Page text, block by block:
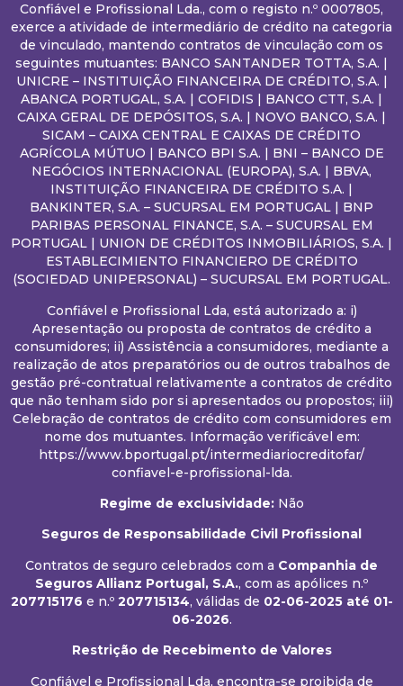
Confiável e Profissional Lda., com o registo n.º 0007805,
exerce a atividade de intermediário de crédito na categoria
de vinculado, mantendo contratos de vinculação com os
seguintes mutuantes: BANCO SANTANDER TOTTA, S.A. |
UNICRE – INSTITUIÇÃO FINANCEIRA DE CRÉDITO, S.A. |
ABANCA PORTUGAL, S.A. | COFIDIS | BANCO CTT, S.A. |
CAIXA GERAL DE DEPÓSITOS, S.A. | NOVO BANCO, S.A. |
SICAM – CAIXA CENTRAL E CAIXAS DE CRÉDITO
AGRÍCOLA MÚTUO | BANCO BPI S.A. | BNI – BANCO DE
NEGÓCIOS INTERNACIONAL (EUROPA), S.A. | BBVA,
INSTITUIÇÃO FINANCEIRA DE CRÉDITO S.A. |
BANKINTER, S.A. – SUCURSAL EM PORTUGAL | BNP
PARIBAS PERSONAL FINANCE, S.A. – SUCURSAL EM
PORTUGAL | UNION DE CRÉDITOS INMOBILIÁRIOS, S.A. |
ESTABLECIMIENTO FINANCIERO DE CRÉDITO
(SOCIEDAD UNIPERSONAL) – SUCURSAL EM PORTUGAL.
Confiável e Profissional Lda, está autorizado a: i)
Apresentação ou proposta de contratos de crédito a
consumidores; ii) Assistência a consumidores, mediante a
realização de atos preparatórios ou de outros trabalhos de
gestão pré-contratual relativamente a contratos de crédito
que não tenham sido por si apresentados ou propostos; iii)
Celebração de contratos de crédito com consumidores em
nome dos mutuantes. Informação verificável em:
https://www.bportugal.pt/intermediariocreditofar/
confiavel-e-profissional-lda.
Regime de exclusividade:Não
Seguros de Responsabilidade Civil Profissional
Contratos de seguro celebrados com a Companhia de
Seguros Allianz Portugal, S.A., com as apólices n.º
207715176 e n.º 207715134, válidas de 02-06-2025até 01-
06-2026.
Restrição de Recebimento de Valores
Confiável e Profissional Lda, encontra-se proibida de